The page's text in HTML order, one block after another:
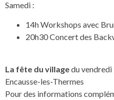
Samedi :
14h Workshops avec
20h30 Concert des
La fête du villagedu vendredi
Encausse-les-Thermes
Pour des informations